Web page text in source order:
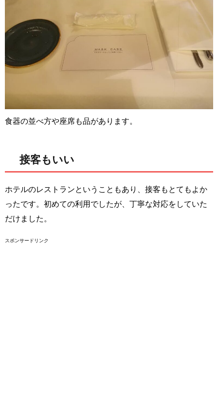
食器の並べ方や座席も品があります。
接客もいい
ホテルのレストランということもあり、接客もとてもよか
ったです。初めての利用でしたが、丁寧な対応をしていた
だけました。
スポンサードリンク